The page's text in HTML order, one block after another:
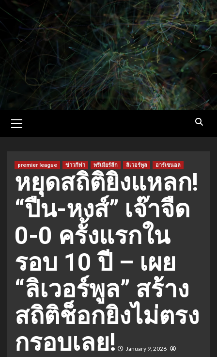
Skip
content
Menu
premier league ข่าวกีฬา พรีเมียร์ลีก ลิเวอร์พูล อาร์เซนอล
หยุดสถิติยิงแหลก!
“ปืน-หงส์” เจ๊าจืด
0-0 ครั้งแรกใน
รอบ 10 ปี – เผย
“ลิเวอร์พูล” สร้าง
สถิติช็อกยิงไม่ตรง
กรอบเลย!
January 9, 2026